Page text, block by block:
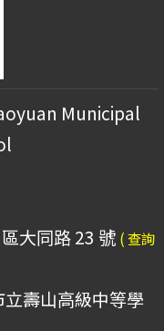
Municipal
大同路 23 號 ( 查詢
壽山高級中等學